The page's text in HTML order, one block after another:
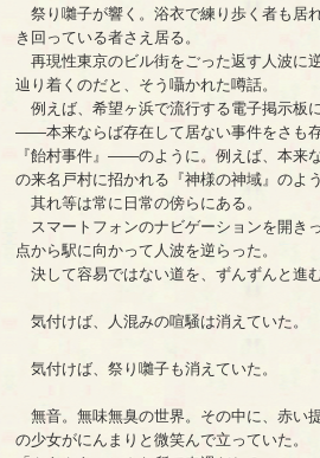
祭り囃子が響く。浴衣で練り歩く者も居
き回っている者さえ居る。
再現性東京のビル街をごった返す人波に
辿り着くのだと、そう囁かれた噂話。
例えば、希望ヶ浜で流行する電子掲示板
――本来ならば存在して居ない事件をさも
『飴村事件』――のように。例えば、本来
の来名戸村に招かれる『神様の神域』のよう
其れ等は常に日常の傍らにある。
スマートフォンのナビゲーションを開き
点から駅に向かって人波を逆らった。
決して容易ではない道を、ずんずんと進
気付けば、人混みの喧騒は消えていた。
気付けば、祭り囃子も消えていた。
無音。無味無臭の世界。その中に、赤い
の少女がにんまりと微笑んで立っていた。